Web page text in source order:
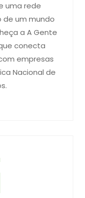
uma rede
um mundo
a A Gente
conecta
empresas
Nacional de